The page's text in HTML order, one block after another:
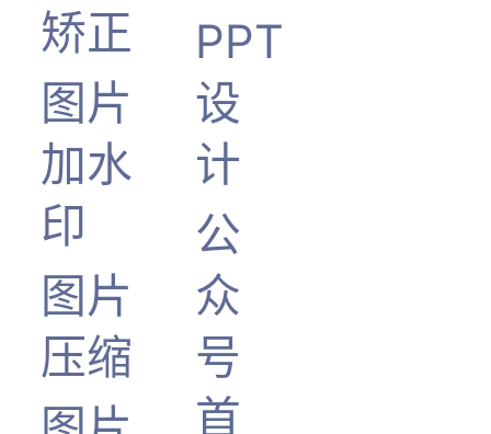
矫正
图片
加水
印
图片
压缩
PPT
设
计
公
众
号
首